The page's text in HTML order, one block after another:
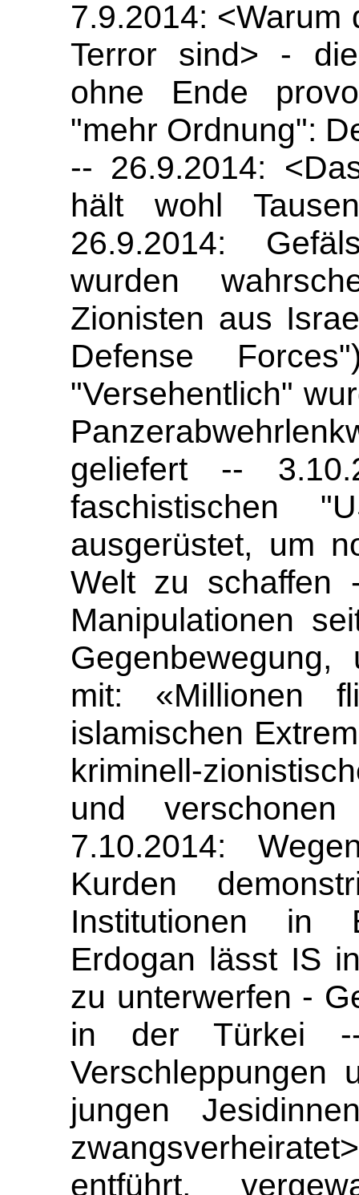
7.9.2014: <Warum
Terror sind> -
ohne Ende
"mehr Ordnung":
-- 26.9.2014:
hält wohl
26.9.2014:
wurden
Zionisten aus
Defense
"Versehentlich"
geliefert --
faschistischen
ausgerüstet, um
Welt zu schaffen
Manipulationen
mit: «Millionen
islamischen
kriminell-
und
7.10.2014:
Kurden
Institutionen in
Erdogan lässt IS
zu unterwerfen -
in der Türkei
Verschleppungen
jungen
entführt,